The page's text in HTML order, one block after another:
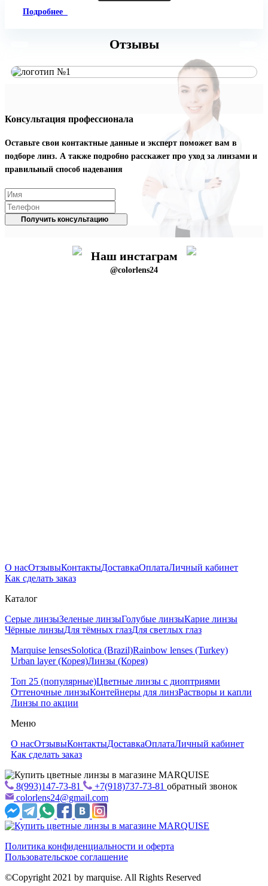
Подробнее
Отзывы
Консультация профессионала
Оставьте свои контактные данные и эксперт поможет вам в
подборе линз. А также подробно расскажет про уход за линзами и
правильный способ надевания
Получить консультацию
Наш инстаграм
@colorlens24
О насОтзывыКонтактыДоставкаОплатаЛичный кабинет
Как сделать заказ
Каталог
Серые линзыЗеленые линзыГолубые линзыКарие линзы
Чёрные линзыДля тёмных глазДля светлых глаз
Marquise lensesSolotica (Brazil)Rainbow lenses (Turkey)
Urban layer (Корея)Линзы (Корея)
Топ 25 (популярные)Цветные линзы с диоптриями
Оттеночные линзыКонтейнеры для линзРастворы и капли
Линзы по акции
Меню
О насОтзывыКонтактыДоставкаОплатаЛичный кабинет
Как сделать заказ
8(993)147-73-81 +7(918)737-73-81 обратный звонок
colorlens24@gmail.com
Политика конфиденциальности и оферта
Пользовательское соглашение
©Copyright 2021 by marquise. All Rights Reserved